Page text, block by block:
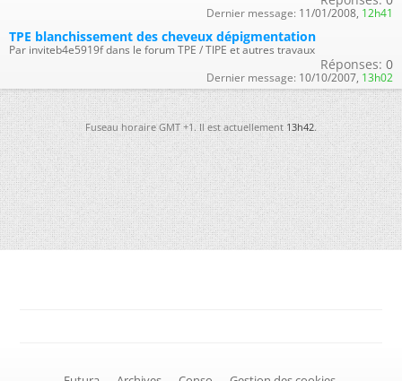
Dernier message: 11/01/2008, 12h41
TPE blanchissement des cheveux dépigmentation
Par inviteb4e5919f dans le forum TPE / TIPE et autres travaux
Réponses: 0
Dernier message: 10/10/2007, 13h02
Fuseau horaire GMT +1. Il est actuellement13h42.